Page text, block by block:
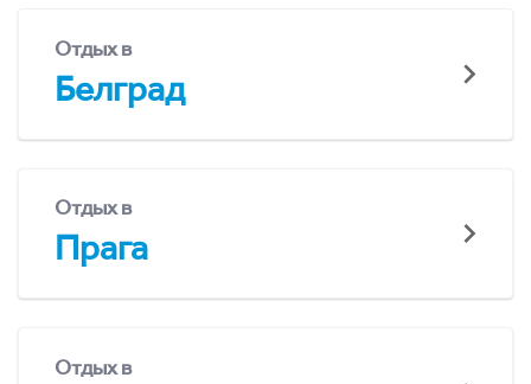
Отдых в
Белград
Отдых в
Прага
Отдых в